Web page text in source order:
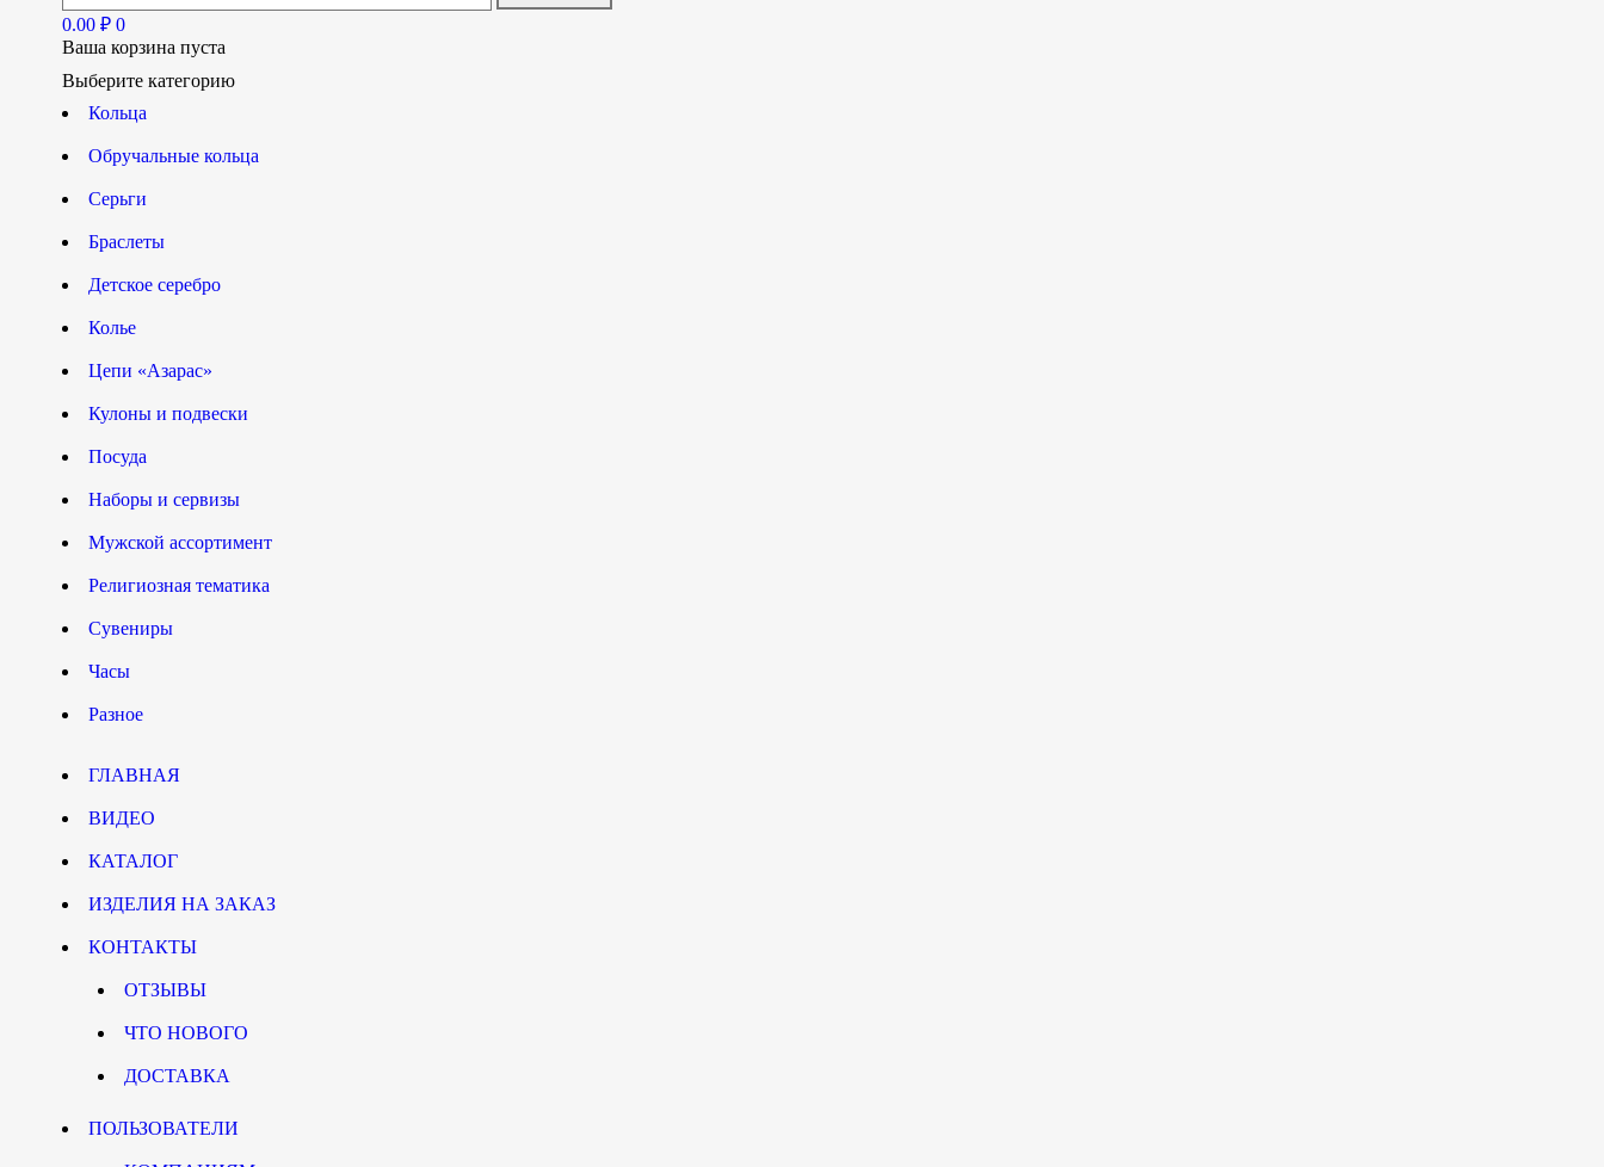
0.00 ₽ 0
Ваша корзина пуста
Выберите категорию
Кольца
Обручальные кольца
Серьги
Браслеты
Детское серебро
Колье
Цепи «Азарас»
Кулоны и подвески
Посуда
Наборы и сервизы
Мужской ассортимент
Религиозная тематика
Сувениры
Часы
Разное
ГЛАВНАЯ
ВИДЕО
КАТАЛОГ
ИЗДЕЛИЯ НА ЗАКАЗ
КОНТАКТЫ
ОТЗЫВЫ
ЧТО НОВОГО
ДОСТАВКА
ПОЛЬЗОВАТЕЛИ